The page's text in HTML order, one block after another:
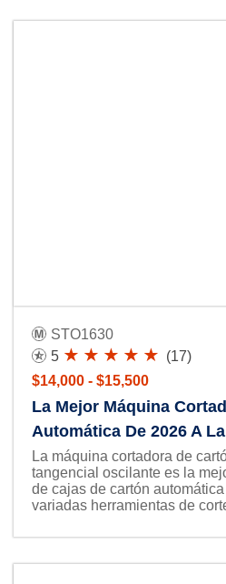
STO1630
5
(17)
$14,000 - $15,500
La Mejor Máquina
Automática De 2026 A
La máquina cortadora de
tangencial oscilante es la
de cajas de cartón
variadas herramientas de